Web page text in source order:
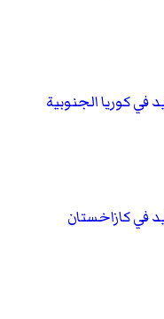
في كوريا الجنوبية
في كازاخستان